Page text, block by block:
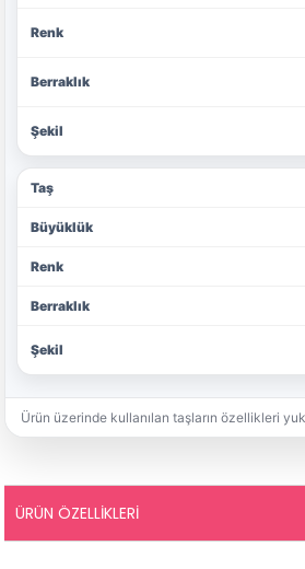
Ürün üzerinde kullanılan taşların özellikleri
ÜRÜN ÖZELLIKLERI